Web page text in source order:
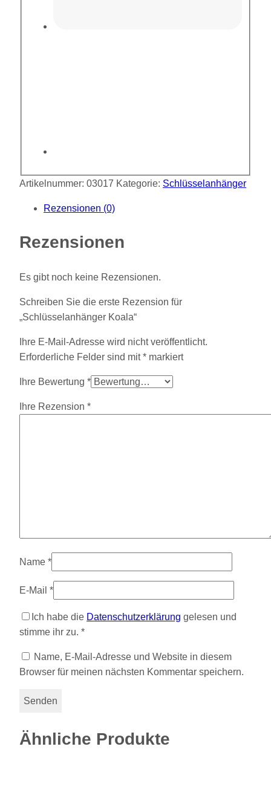
Artikelnummer: 03017 Kategorie: Schlüsselanhänger
Rezensionen (0)
Rezensionen
Es gibt noch keine Rezensionen.
Schreiben Sie die erste Rezension für
„Schlüsselanhänger Koala“
Ihre E-Mail-Adresse wird nicht veröffentlicht.
Erforderliche Felder sind mit* markiert
Ihre Bewertung *
Ihre Rezension *
Name *
E-Mail *
Ich habe die Datenschutzerklärung gelesen und
stimme ihr zu. *
Name, E-Mail-Adresse und Website in diesem
Browser für meinen nächsten Kommentar speichern.
Ähnliche Produkte